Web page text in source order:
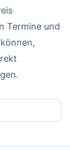
Termine und